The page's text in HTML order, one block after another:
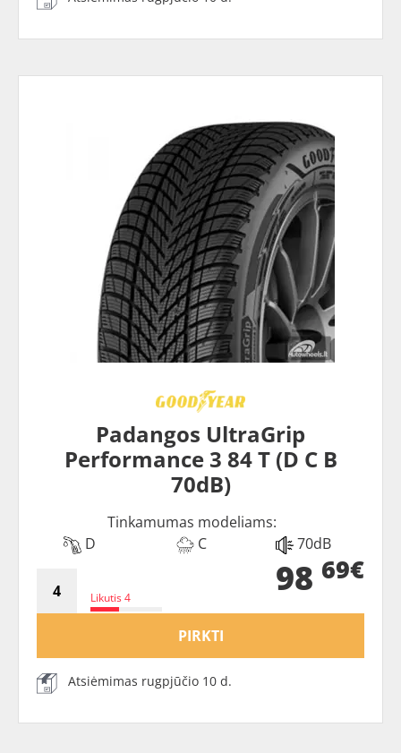
Padangos UltraGrip
Performance 3 84 T (D C B
70dB)
Tinkamumas modeliams:
D
C 70dB
Likutis 4 98 69€
PIRKTI
Atsiėmimas rugpjūčio 10 d.